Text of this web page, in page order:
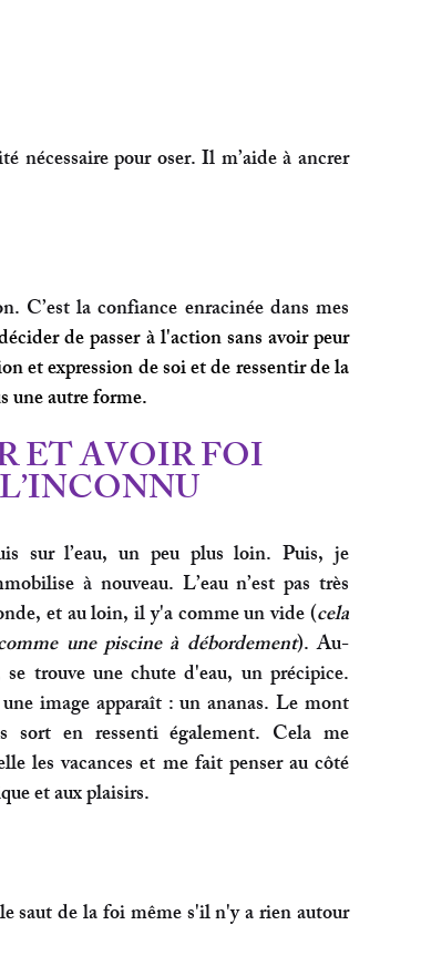
nécessaire pour oser. Il m’aide à ancrer
C’est la confiance enracinée dans mes
de passer à l'action sans avoir peur
et expression de soi et de ressentir de la
une autre forme.
ET AVOIR FOI
sur l’eau, un peu plus loin. Puis, je
à nouveau. L’eau n’est pas très
et au loin, il y'a comme un vide (cela
une piscine à débordement). Au-
se trouve une chute d'eau, un précipice.
image apparaît : un ananas. Le mont
sort en ressenti également. Cela me
les vacances et me fait penser au côté
et aux plaisirs.
saut de la foi même s'il n'y a rien autour